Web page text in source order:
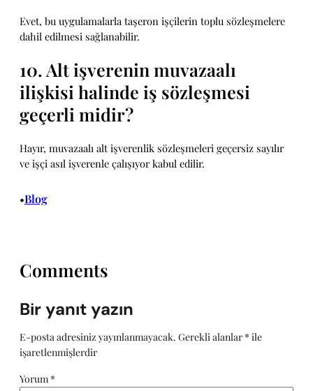
Evet, bu uygulamalarla taşeron işçilerin toplu sözleşmelere
dahil edilmesi sağlanabilir.
10. Alt işverenin muvazaalı
ilişkisi halinde iş sözleşmesi
geçerli midir?
Hayır, muvazaalı alt işverenlik sözleşmeleri geçersiz sayılır
ve işçi asıl işverenle çalışıyor kabul edilir.
•Blog
Comments
Bir yanıt yazın
E-posta adresiniz yayınlanmayacak. Gerekli alanlar * ile
işaretlenmişlerdir
Yorum *